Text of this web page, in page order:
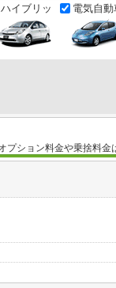
ハイブリッ
電気自動
プション料金や乗捨料金